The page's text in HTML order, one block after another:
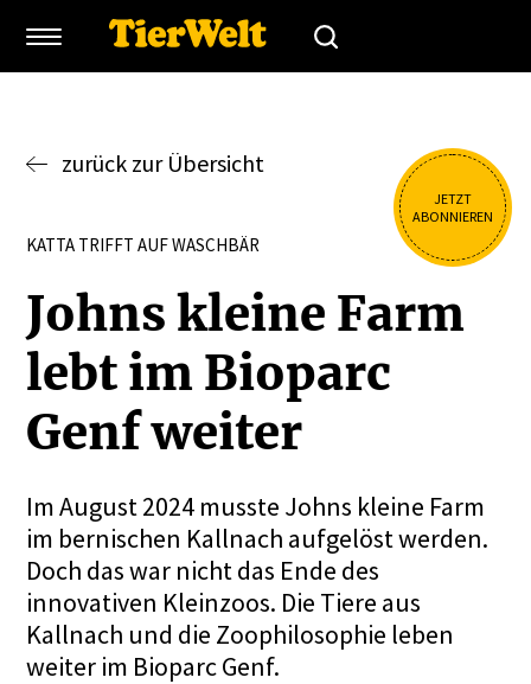
JETZT
ABONNIEREN
zurück zur Übersicht
KATTA TRIFFT AUF WASCHBÄR
Johns kleine Farm
lebt im Bioparc
Genf weiter
Im August 2024 musste Johns kleine Farm
im bernischen Kallnach aufgelöst werden.
Doch das war nicht das Ende des
innovativen Kleinzoos. Die Tiere aus
Kallnach und die Zoophilosophie leben
weiter im Bioparc Genf.